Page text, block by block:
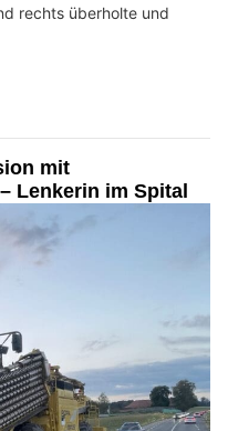
rechts überholte und
mit
Lenkerin im Spital